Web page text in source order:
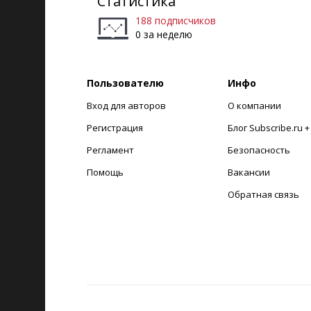
188 подписчиков
0 за неделю
Пользователю
Вход для авторов
Регистрация
Регламент
Помощь
Инфо
О компании
Блог Subscribe.ru +
Безопасность
Вакансии
Обратная связь